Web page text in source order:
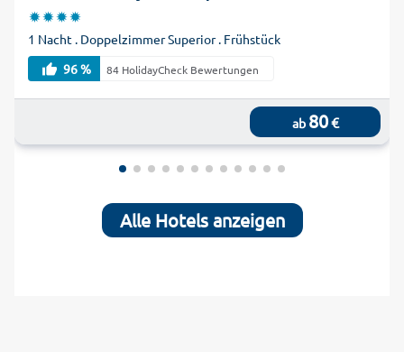
1 Nacht . Doppelzimmer Superior . Frühstück
96 %
84 HolidayCheck Bewertungen
ab 80€
Alle Hotels anzeigen